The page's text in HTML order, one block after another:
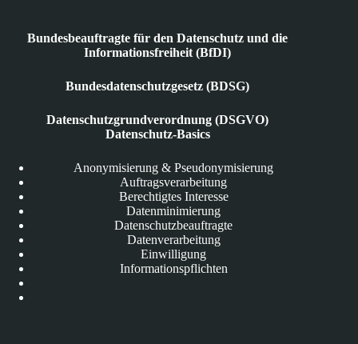
Bundesbeauftragte für den Datenschutz und die
Informationsfreiheit (BfDI)
Bundesdatenschutzgesetz (BDSG)
Datenschutzgrundverordnung (DSGVO)
Datenschutz-Basics
Anonymisierung & Pseudonymisierung
Auftragsverarbeitung
Berechtigtes Interesse
Datenminimierung
Datenschutzbeauftragte
Datenverarbeitung
Einwilligung
Informationspflichten